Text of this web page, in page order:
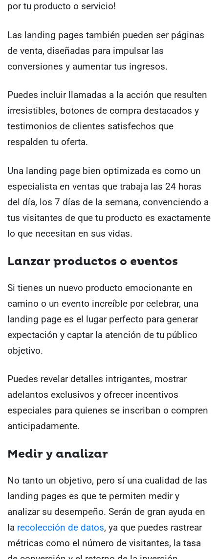
por tu producto o servicio!
Las landing pages también pueden ser páginas
de venta, diseñadas para impulsar las
conversiones y aumentar tus ingresos.
Puedes incluir llamadas a la acción que resulten
irresistibles, botones de compra destacados y
testimonios de clientes satisfechos que
respalden tu oferta.
Una landing page bien optimizada es como un
especialista en ventas que trabaja las 24 horas
del día, los 7 días de la semana, convenciendo a
tus visitantes de que tu producto es exactamente
lo que necesitan en sus vidas.
Lanzar productos o eventos
Si tienes un nuevo producto emocionante en
camino o un evento increíble por celebrar, una
landing page es el lugar perfecto para generar
expectación y captar la atención de tu público
objetivo.
Puedes revelar detalles intrigantes, mostrar
adelantos exclusivos y ofrecer incentivos
especiales para quienes se inscriban o compren
anticipadamente.
Medir y analizar
No tanto un objetivo, pero sí una cualidad de las
landing pages es que te permiten medir y
analizar su desempeño. Serán de gran ayuda en
la recolección de datos, ya que puedes rastrear
métricas como el número de visitantes, la tasa